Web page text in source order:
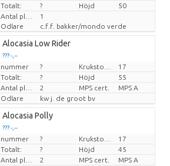
Totalt:
? Höjd
50
1
Odlare
c.f.f. bakker/mondo verde
Alocasia Low Rider
??? -,--
Pris per enhet
nummer ?
17
Totalt:
? Höjd
55
2 MPS cert.
MPS A
Odlare
kw j. de groot bv
Alocasia Polly
??? -,--
Pris per enhet
nummer ?
17
Totalt:
? Höjd
45
2 MPS cert.
MPS A